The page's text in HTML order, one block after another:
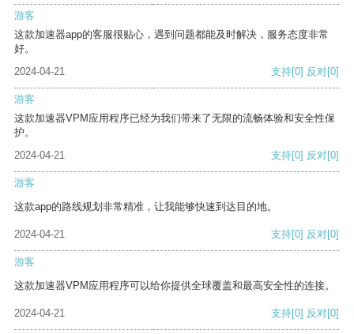
游客
这款加速器app的客服很贴心，遇到问题都能及时解决，服务态度非常
好。
2024-04-21
支持[0] 反对[0]
游客
这款加速器VPM应用程序已经为我们带来了无限的流畅体验和安全性保
护。
2024-04-21
支持[0] 反对[0]
游客
这款app的路线规划非常精准，让我能够快速到达目的地。
2024-04-21 支持[0] 反对[0]
游客
这款加速器VPM应用程序可以给你提供全球覆盖和最高安全性的连接。
2024-04-21 支持[0] 反对[0]